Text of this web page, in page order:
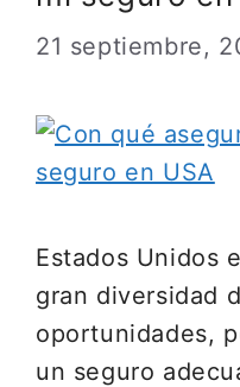
21 septiembre,
Estados Unidos
gran diversidad
oportunidades,
un seguro